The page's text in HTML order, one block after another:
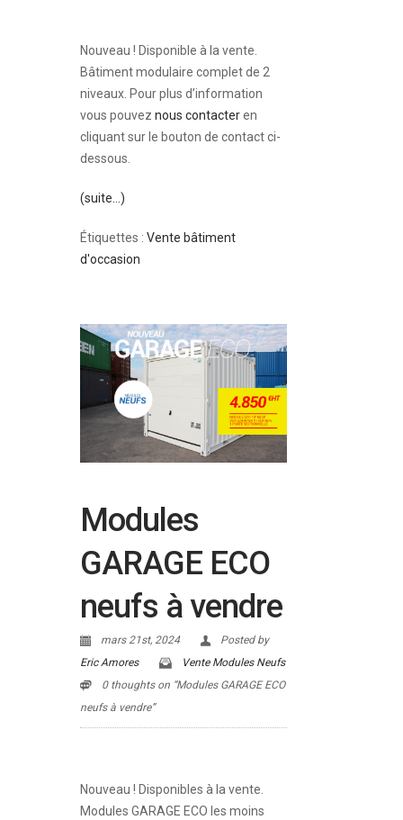
Nouveau ! Disponible à la vente.
Bâtiment modulaire complet de 2
niveaux. Pour plus d’information
vous pouvez nous contacteren
cliquant sur le bouton de contact ci-
dessous.
(suite…)
Étiquettes : Vente bâtiment
d'occasion
Modules
GARAGE ECO
neufs à vendre
mars 21st, 2024
Posted by
Eric Amores
Vente Modules Neufs
0 thoughts on “Modules GARAGE ECO
neufs à vendre”
Nouveau ! Disponibles à la vente.
Modules GARAGE ECO les moins